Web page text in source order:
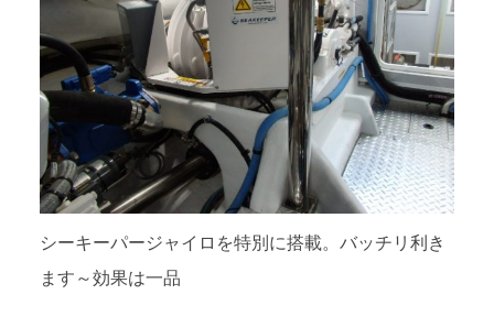
シーキーパージャイロを特別に搭載。バッチリ利き
ます～効果は一品